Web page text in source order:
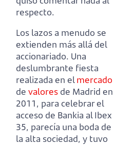
respecto.
Los lazos a menudo se
extienden más allá del
accionariado. Una
deslumbrante fiesta
realizada en elmercado
de valores de Madrid en
2011, para celebrar el
acceso de Bankia al Ibex
35, parecía una boda de
la alta sociedad, y tuvo